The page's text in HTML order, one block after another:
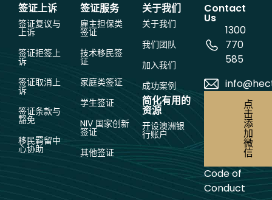
签证上诉
签证复议与
上诉
签证拒签上
诉
签证取消上
诉
签证条款与
豁免
移民羁留中
心协助
签证服务
雇主担保类
签证
技术移民签
证
家庭类签证
学生签证
NIV 国家创新
签证
其他签证
关于我们
关于我们
我们团队
加入我们
成功案例
简化有用的
资源
开设澳洲银
行账户
Contact
Us
1300
770
585
点
击
添
加
微
信
Code of
Conduct